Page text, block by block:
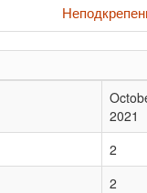
2021
2
2